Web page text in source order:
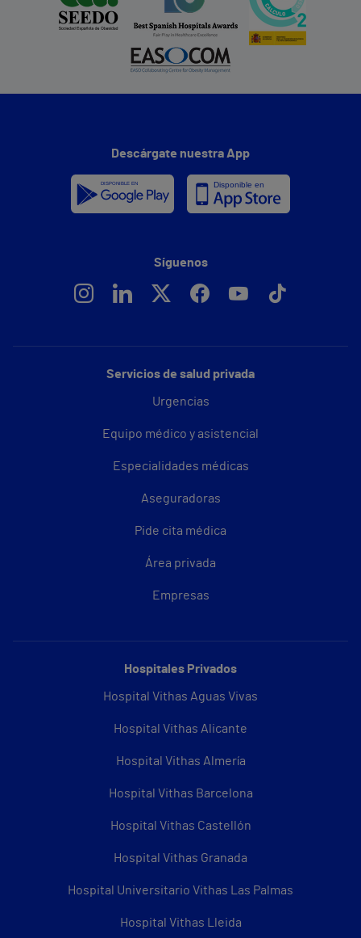
Servicios de salud privada
Urgencias
Equipo médico y asistencial
Especialidades médicas
Aseguradoras
Pide cita médica
Área privada
Empresas
Hospitales Privados
Hospital Vithas Aguas Vivas
Hospital Vithas Alicante
Hospital Vithas Almería
Hospital Vithas Barcelona
Hospital Vithas Castellón
Hospital Vithas Granada
Hospital Universitario Vithas Las Palmas
Hospital Vithas Lleida
Descárgate nuestra App
Síguenos